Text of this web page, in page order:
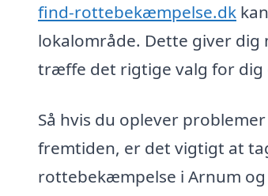
find-rottebekæmpelse.dk
lokalområde. Dette giver dig
træffe det rigtige valg for dig
Så hvis du oplever
fremtiden, er det vigtigt at
rottebekæmpelse i Arnum